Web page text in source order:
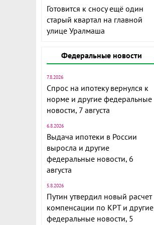
Готовится к сносу ещё один
старый квартал на главной
улице Уралмаша
Федеральные новости
7.8.2026
Спрос на ипотеку вернулся к
норме и другие федеральные
новости, 7 августа
6.8.2026
Выдача ипотеки в России
выросла и другие
федеральные новости, 6
августа
5.8.2026
Путин утвердил новый расчет
компенсации по КРТ и другие
федеральные новости, 5